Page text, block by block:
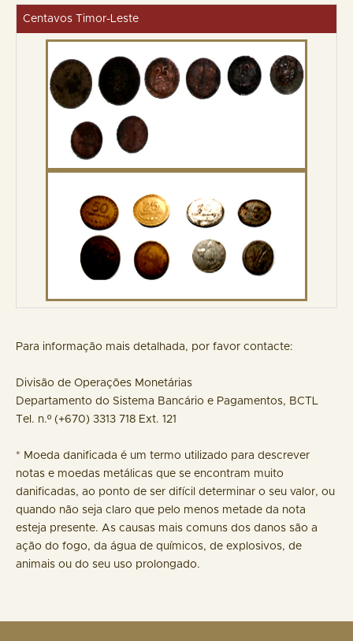
Centavos Timor-Leste
Para informação mais detalhada, por favor contacte:
Divisão de Operações Monetárias
Departamento do Sistema Bancário e Pagamentos, BCTL
Tel. n.º (+670) 3313 718 Ext. 121
* Moeda danificada é um termo utilizado para descrever
notas e moedas metálicas que se encontram muito
danificadas, ao ponto de ser difícil determinar o seu valor, ou
quando não seja claro que pelo menos metade da nota
esteja presente. As causas mais comuns dos danos são a
ação do fogo, da água de químicos, de explosivos, de
animais ou do seu uso prolongado.